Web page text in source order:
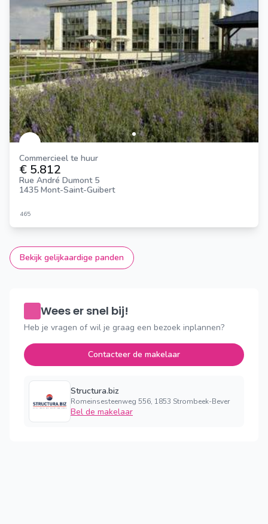
Commercieel te huur
€ 5.812
Rue André Dumont 5
1435 Mont-Saint-Guibert
465
Bekijk gelijkaardige panden
Wees er snel bij!
Heb je vragen of wil je graag een bezoek inplannen?
Contacteer de makelaar
Structura.biz
Romeinsesteenweg 556, 1853 Strombeek-Bever
Bel de makelaar